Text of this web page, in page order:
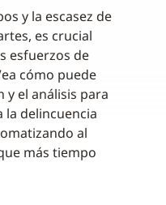
y la escasez de
es crucial
esfuerzos de
cómo puede
el análisis para
delincuencia
al
más tiempo